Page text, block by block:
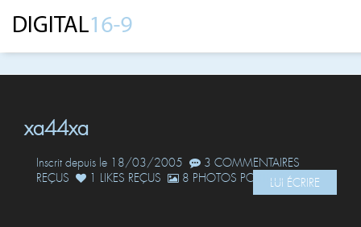
xa44xa
Inscrit depuis le 18/03/2005
3 COMMENTAIRES
REÇUS
1 LIKES REÇUS 8 PHOTOS POSTÉESLUI ÉCRIRE